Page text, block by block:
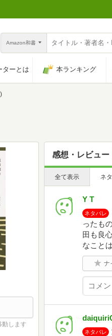
Amazon和書
ターとは 本ランキング
します
感想・レビュー
全て表示 ネ
Y T
ネタバレ
ったも
田も良
なこと
ナ
ネタバレ